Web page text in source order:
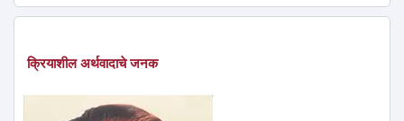
क्रियाशील अर्थवादाचे जनक